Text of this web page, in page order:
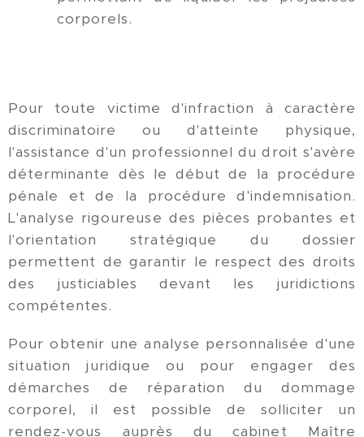
corporels.
Pour toute victime d'infraction à caractère
discriminatoire ou d'atteinte physique,
l'assistance d'un professionnel du droit s'avère
déterminante dès le début de la procédure
pénale et de la procédure d'indemnisation.
L'analyse rigoureuse des pièces probantes et
l'orientation stratégique du dossier
permettent de garantir le respect des droits
des justiciables devant les juridictions
compétentes.
Pour obtenir une analyse personnalisée d'une
situation juridique ou pour engager des
démarches de réparation du dommage
corporel, il est possible de solliciter un
rendez-vous auprès du cabinet Maître